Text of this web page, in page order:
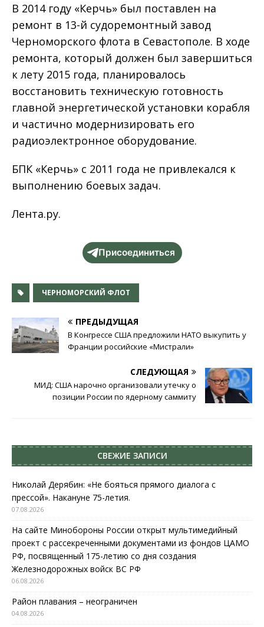
В 2014 году «Керчь» был поставлен на
ремонт в 13-й судоремонтный завод
Черноморского флота в Севастополе. В ходе
ремонта, который должен был завершиться
к лету 2015 года, планировалось
восстановить техническую готовность
главной энергетической установки корабля
и частично модернизировать его
радиоэлектронное оборудование.
БПК «Керчь» с 2011 года не привлекался к
выполнению боевых задач.
Лента.ру.
Присоединиться
ЧЕРНОМОРСКИЙ ФЛОТ
ПРЕДЫДУЩАЯ
В Конгрессе США предложили НАТО выкупить у
Франции российские «Мистрали»
СЛЕДУЮЩАЯ
МИД: США нарочно организовали утечку о
позиции России по ядерному саммиту
СВЕЖИЕ ЗАПИСИ
Николай Дерябин: «Не бояться прямого диалога с
прессой». Накануне 75-летия.
07.08.2026
На сайте Минобороны России открыт мультимедийный
проект с рассекреченными документами из фондов ЦАМО
РФ, посвященный 175-летию со дня создания
Железнодорожных войск ВС РФ
06.08.2026
Район плавания – неограничен
04.08.2026